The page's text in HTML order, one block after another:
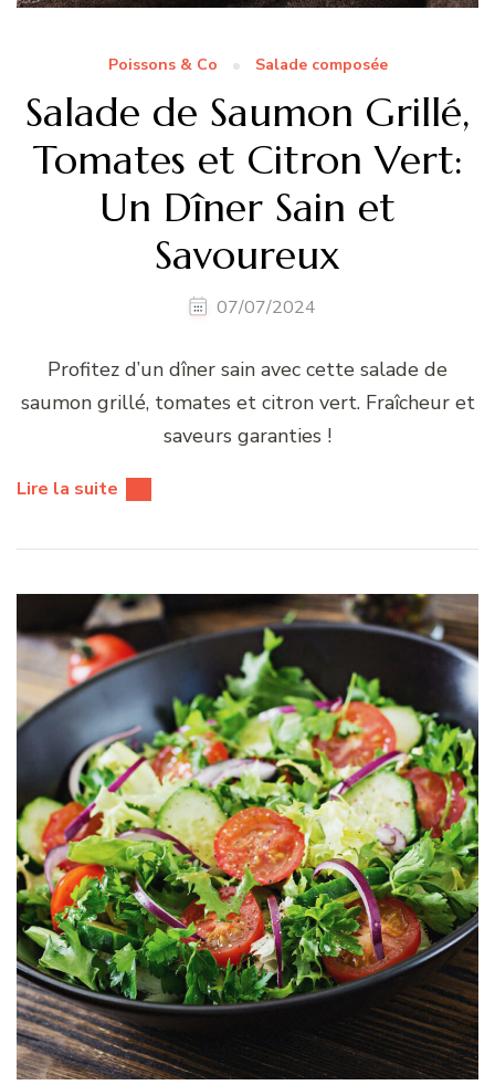
Poissons & Co Salade composée
Salade de Saumon Grillé,
Tomates et Citron Vert:
Un Dîner Sain et
Savoureux
07/07/2024
Profitez d’un dîner sain avec cette salade de
saumon grillé, tomates et citron vert. Fraîcheur et
saveurs garanties !
Lire la suite